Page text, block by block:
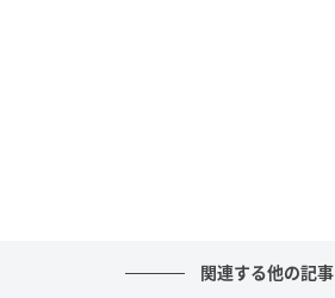
関連する他の記事